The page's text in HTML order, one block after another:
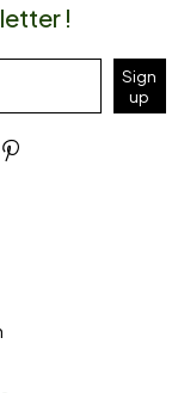
!
Sign
up